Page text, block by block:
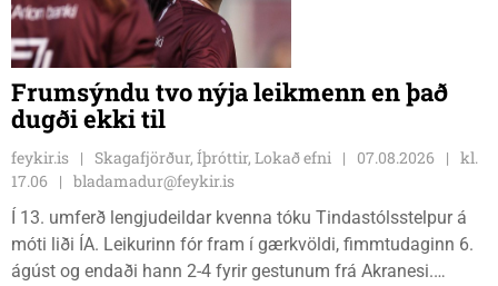
Frumsýndu tvo nýja leikmenn en það
dugði ekki til
feykir.is Skagafjörður, Íþróttir, Lokað efni 07.08.2026
kl.
17.06
bladamadur@feykir.is
Í 13. umferð lengjudeildar kvenna tóku Tindastólsstelpur á
móti liði ÍA. Leikurinn fór fram í gærkvöldi, fimmtudaginn 6.
ágúst og endaði hann 2-4 fyrir gestunum frá Akranesi.